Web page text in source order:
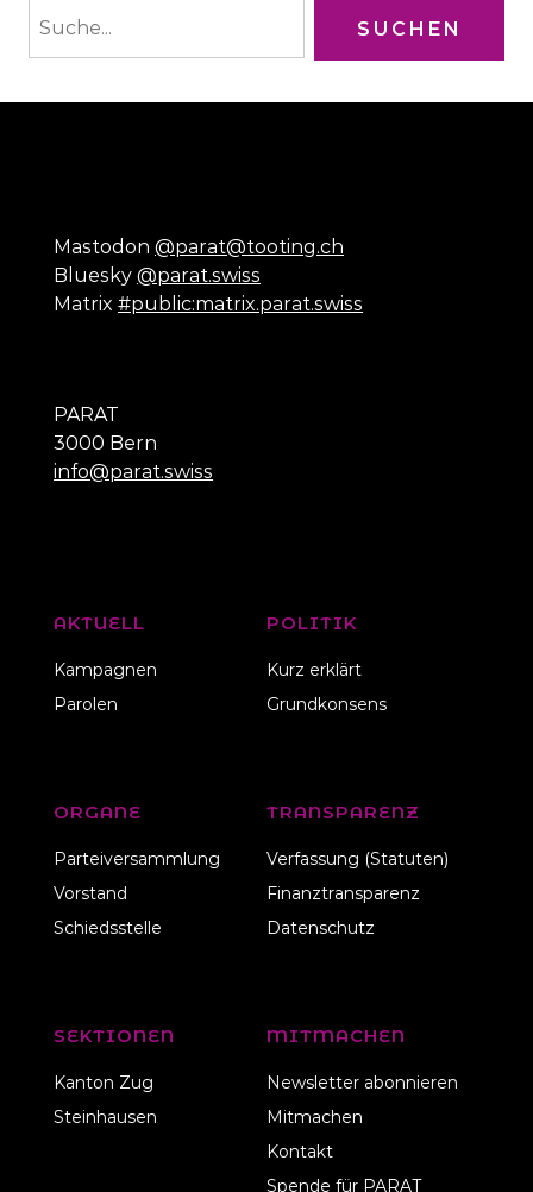
Mastodon@parat@tooting.ch
Bluesky@parat.swiss
Matrix#public:matrix.parat.swiss
PARAT
3000 Bern
info@parat.swiss
AKTUELL
Kampagnen
Parolen
POLITIK
Kurz erklärt
Grundkonsens
ORGANE
Parteiversammlung
Vorstand
Schiedsstelle
TRANSPARENZ
Verfassung (Statuten)
Finanztransparenz
Datenschutz
SEKTIONEN
Kanton Zug
Steinhausen
MITMACHEN
Newsletter abonnieren
Mitmachen
Kontakt
Spende für PARAT